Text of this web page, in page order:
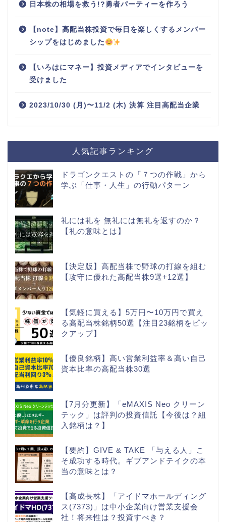
日本株の相場を救う!?勇者パーティーを作ろう
【note】高配当株投資で毎日を楽しくするメンバー
シップをはじめました
【いろはにマネー】投資メディアでインタビューを
受けました
2023/10/30 (月)〜11/2 (木) 決算 注目高配当企業
人気記事ランキング
ドラゴンクエストの「７つの作戦」から
学ぶ「仕事・人生」の行動パターン
礼には礼を 無礼には無礼を返すのか？
【礼の意味とは】
【決定版】高配当株で野球の打線を組む
【攻守に優れた高配当株9選+12選】
【気軽に買える】5万円〜10万円で買え
る高配当株銘柄50選【注目23銘柄をピッ
クアップ】
【優良銘柄】高い営業利益率＆高い自己
資本比率の高配当株30選
【7月分更新】「eMAXIS Neo クリーン
テック」は評判の投資信託【今後は？組
入銘柄は？】
【要約】GIVE & TAKE 「与える人」こ
そ成功する時代。ギブアンドテイクの本
当の意味とは？
【高成長株】「アイドマホールディング
ス(7373)」は中小企業向け営業支援会
社！将来性は？投資すべき？